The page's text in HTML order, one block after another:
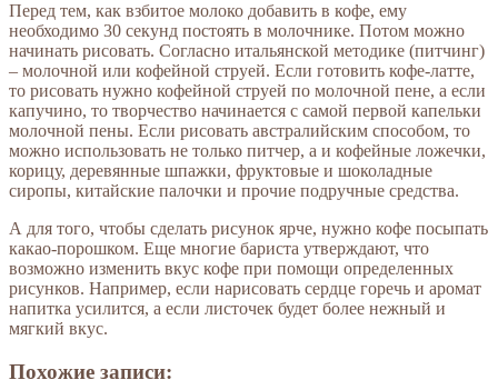
Перед тем, как взбитое молоко добавить в кофе, ему
необходимо 30 секунд постоять в молочнике. Потом можно
начинать рисовать. Согласно итальянской методике (питчинг)
– молочной или кофейной струей. Если готовить кофе-латте,
то рисовать нужно кофейной струей по молочной пене, а если
капучино, то творчество начинается с самой первой капельки
молочной пены. Если рисовать австралийским способом, то
можно использовать не только питчер, а и кофейные ложечки,
корицу, деревянные шпажки, фруктовые и шоколадные
сиропы, китайские палочки и прочие подручные средства.
А для того, чтобы сделать рисунок ярче, нужно кофе посыпать
какао-порошком. Еще многие бариста утверждают, что
возможно изменить вкус кофе при помощи определенных
рисунков. Например, если нарисовать сердце горечь и аромат
напитка усилится, а если листочек будет более нежный и
мягкий вкус.
Похожие записи: